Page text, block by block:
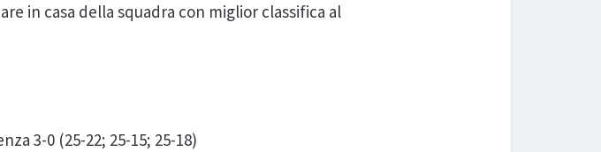
in casa della squadra con miglior classifica al
3-0 (25-22; 25-15; 25-18)